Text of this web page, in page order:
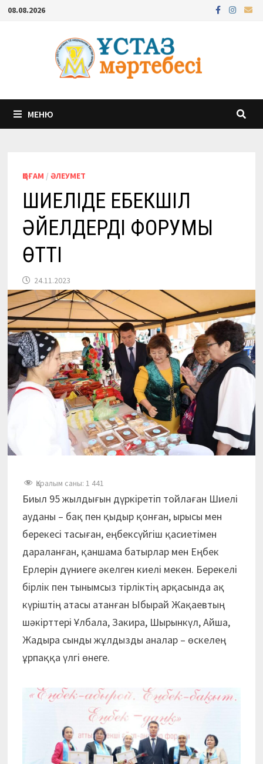
Перейти
содержимому
08.08.2026
МЕНЮ
ҚОҒАМ / ӘЛЕУМЕТ
ШИЕЛІДЕ ЕҢБЕКШІЛ
ӘЙЕЛДЕРДІҢ ФОРУМЫ
ӨТТІ
24.11.2023
Қаралым саны: 1 441
Биыл 95 жылдығын дүркіретіп тойлаған Шиелі
ауданы – бақ пен қыдыр қонған, ырысы мен
берекесі тасыған, еңбексүйгіш қасиетімен
дараланған, қаншама батырлар мен Еңбек
Ерлерін дүниеге әкелген киелі мекен. Берекелі
бірлік пен тынымсыз тірліктің арқасында ақ
күріштің атасы атанған Ыбырай Жақаевтың
шәкірттері Ұлбала, Закира, Шырынкүл, Айша,
Жадыра сынды жұлдызды аналар – өскелең
ұрпаққа үлгі өнеге.